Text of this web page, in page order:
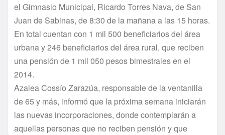
el Gimnasio Municipal, Ricardo Torres Nava, de San
Juan de Sabinas, de 8:30 de la mañana a las 15 horas.
En total cuentan con 1 mil 500 beneficiarios del área
urbana y 246 beneficiarios del área rural, que reciben
una pensión de 1 mil 050 pesos bimestrales en el
2014.
Azalea Cossí­o Zarazúa, responsable de la ventanilla
de 65 y más, informó que la próxima semana iniciarán
las nuevas incorporaciones, donde contemplarán a
aquellas personas que no reciben pensión y que